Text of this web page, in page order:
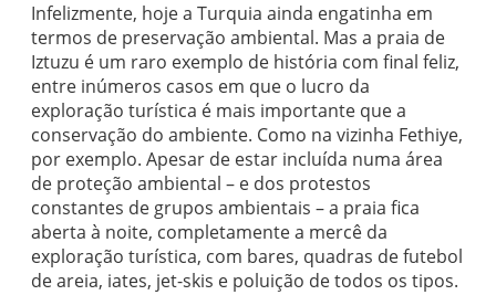
Infelizmente, hoje a Turquia ainda engatinha em
termos de preservação ambiental. Mas a praia de
Iztuzu é um raro exemplo de história com final feliz,
entre inúmeros casos em que o lucro da
exploração turística é mais importante que a
conservação do ambiente. Como na vizinha Fethiye,
por exemplo. Apesar de estar incluída numa área
de proteção ambiental – e dos protestos
constantes de grupos ambientais – a praia fica
aberta à noite, completamente a mercê da
exploração turística, com bares, quadras de futebol
de areia, iates, jet-skis e poluição de todos os tipos.